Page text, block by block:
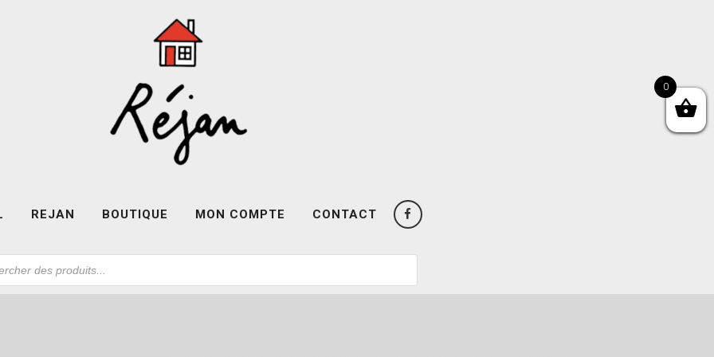
REJAN BOUTIQUE MON COMPTE CONTACT
0